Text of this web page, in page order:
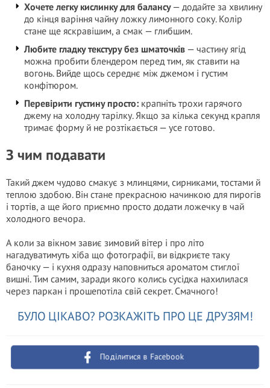
Хочете легку кислинку для балансу— додайте за хвилину
до кінця варіння чайну ложку лимонного соку. Колір
стане ще яскравішим, а смак — глибшим.
Любите гладку текстуру без шматочків — частину ягід
можна пробити блендером перед тим, як ставити на
вогонь. Вийде щось середнє між джемом і густим
конфітюром.
Перевірити густину просто: крапніть трохи гарячого
джему на холодну тарілку. Якщо за кілька секунд крапля
тримає форму й не розтікається — усе готово.
З чим подавати
Такий джем чудово смакує з млинцями, сирниками, тостами й
теплою здобою. Він стане прекрасною начинкою для пирогів
і тортів, а ще його приємно просто додати ложечку в чай
холодного вечора.
А коли за вікном завиє зимовий вітер і про літо
нагадуватимуть хіба що фотографії, ви відкриєте таку
баночку — і кухня одразу наповниться ароматом стиглої
вишні. Тим самим, заради якого колись сусідка нахилилася
через паркан і прошепотіла свій секрет. Смачного!
БУЛО ЦІКАВО? РОЗКАЖІТЬ ПРО ЦЕ ДРУЗЯМ!
Поділитися в Facebook